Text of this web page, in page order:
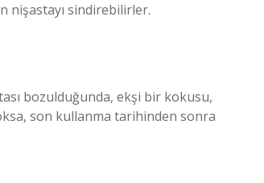
nişastayı sindirebilirler.
bozulduğunda, ekşi bir kokusu,
son kullanma tarihinden sonra